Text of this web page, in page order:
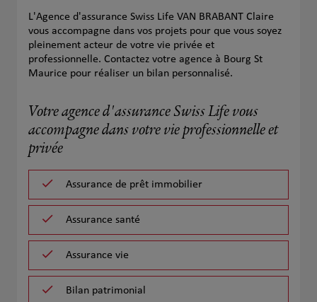
L'Agence d'assurance Swiss Life VAN BRABANT Claire
vous accompagne dans vos projets pour que vous soyez
pleinement acteur de votre vie privée et
professionnelle. Contactez votre agence à Bourg St
Maurice pour réaliser un bilan personnalisé.
Votre agence d'assurance Swiss Life vous
accompagne dans votre vie professionnelle et
privée
Assurance de prêt immobilier
Assurance santé
Assurance vie
Bilan patrimonial